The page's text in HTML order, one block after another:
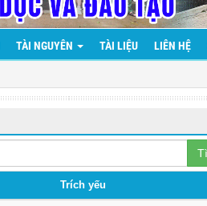
TÀI NGUYÊN TÀI LIỆU LIÊN HỆ
Trích yếu